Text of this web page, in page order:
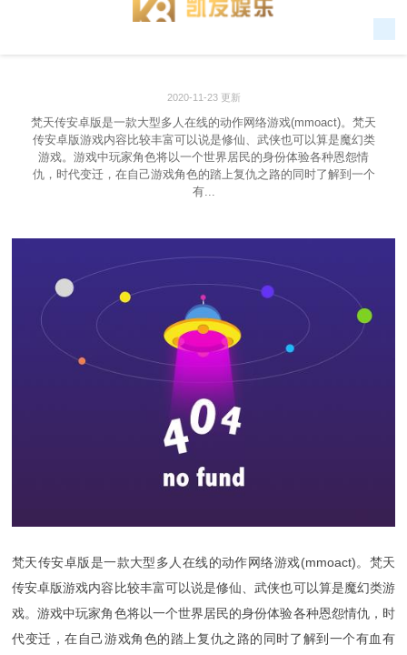
2020-11-23 更新
梵天传安卓版是一款大型多人在线的动作网络游戏(mmoact)。梵天
传安卓版游戏内容比较丰富可以说是修仙、武侠也可以算是魔幻类
游戏。游戏中玩家角色将以一个世界居民的身份体验各种恩怨情
仇，时代变迁，在自己游戏角色的踏上复仇之路的同时了解到一个
有...
梵天传安卓版是一款大型多人在线的动作网络游戏(mmoact)。梵天
传安卓版游戏内容比较丰富可以说是修仙、武侠也可以算是魔幻类游
戏。游戏中玩家角色将以一个世界居民的身份体验各种恩怨情仇，时
代变迁，在自己游戏角色的踏上复仇之路的同时了解到一个有血有